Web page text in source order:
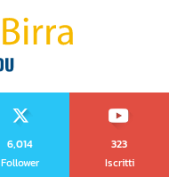
6,014
Follower
323
Iscritti